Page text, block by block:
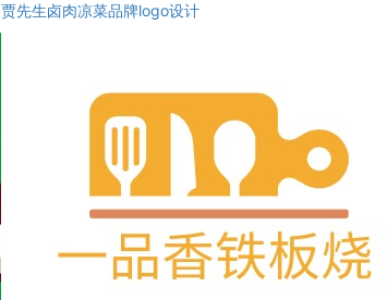
贾先生卤肉凉菜品牌logo设计